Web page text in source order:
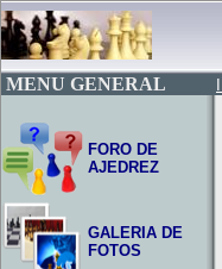
MENU GENERAL
FORO DE
AJEDREZ
GALERIA DE
FOTOS